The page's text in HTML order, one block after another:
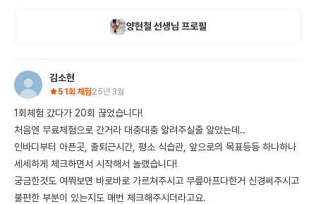
양현철 선생님 프로필
김소현
5 1회 체험25년 3월
1회체험 갔다가 20회 끊었습니다!
처음엔 무료체험으로 간거라 대충대충 알려주실줄 알았는데..
인바디부터 아픈곳, 출퇴근시간, 평소 식습관, 앞으로의 목표등등 하나하나
세세하게 체크하면서 시작해서 놀랬습니다!
궁금한것도 여쭤보면 바로바로 가르쳐주시고 무릎아프다한거 신경써주시고
불편한 부분이 있는지도 매번 체크해주시더라고요.